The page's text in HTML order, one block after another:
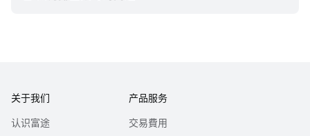
关于我们
认识富途
产品服务
交易費用